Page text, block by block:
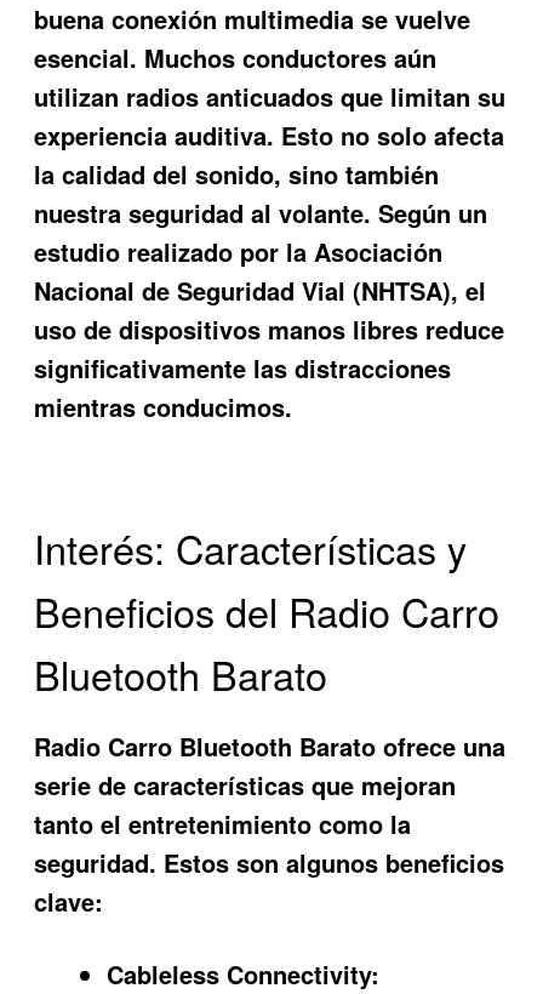
buena conexión multimedia se vuelve
esencial. Muchos conductores aún
utilizan radios anticuados que limitan su
experiencia auditiva. Esto no solo afecta
la calidad del sonido, sino también
nuestra seguridad al volante. Según un
estudio realizado por la Asociación
Nacional de Seguridad Vial (NHTSA), el
uso de dispositivos manos libres reduce
significativamente las distracciones
mientras conducimos.
Interés: Características y
Beneficios del Radio Carro
Bluetooth Barato
Radio Carro Bluetooth Barato ofrece una
serie de características que mejoran
tanto el entretenimiento como la
seguridad. Estos son algunos beneficios
clave:
Cableless Connectivity: